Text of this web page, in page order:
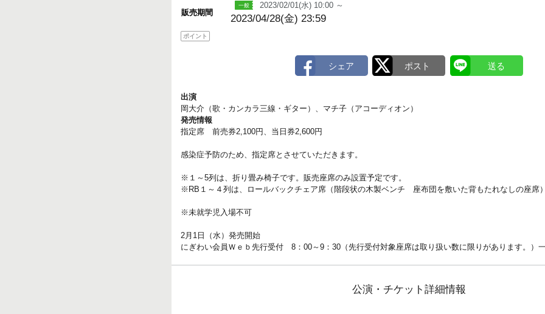
販売期間
2023/02/01(水) 10:00 ～
2023/04/28(金) 23:59
ポイント
出演
岡大介（歌・カンカラ三線・ギター）、マチ子（アコーディオン）
発売情報
指定席 前売券2,100円、当日券2,600円
感染症予防のため、指定席とさせていただきます。
※１～5列は、折り畳み椅子です。販売座席のみ設置予定です。
※RB１～４列は、ロールバックチェア席（階段状の木製ベンチ 座布団を敷いた背もたれなしの座席）
※未就学児入場不可
2月1日（水）発売開始
にぎわい会員Ｗｅｂ先行受付 8：00～9：30（先行受付対象座席は取り扱い数に限りがあります。）
公演・チケット詳細情報